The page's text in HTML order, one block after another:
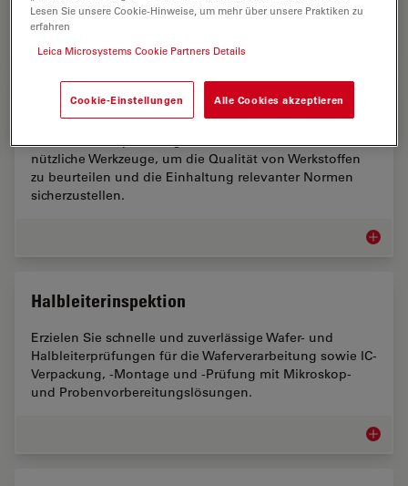
Metallindustrie
nützliche Werkzeuge, um die Qualität von Werkstoffen
zu beurteilen und die Einhaltung relevanter Normen
sicherzustellen.
Halbleiterinspektion
Erzielen Sie schnelle und zuverlässige Wafer- und
Halbleiterprüfungen für die Waferverarbeitung sowie IC-
Verpackung, -Montage und -Prüfung mit Mikroskop-
und Probenvorbereitungslösungen.
Lesen Sie unsere Cookie-Hinweise, um mehr über unsere Praktiken zu
erfahren
Leica Microsystems Cookie Partners Details
Cookie-Einstellungen Alle Cookies akzeptieren